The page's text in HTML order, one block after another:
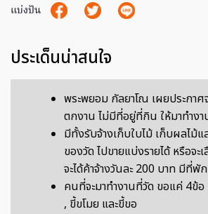
แบ่งปัน
ประเด็นน่าสนใจ
พระพยอม กัลยาโณ เผยประกา
ตกงาน ไม่มีที่อยู่ที่กิน ให้มาทำง
มีทั้งรับจ้างเก็บใบไม้ เก็บผลไม้
ของวัด ไปขายแบ่งรายได้ หรือจะ
จะได้ค้าจ้างวันละ 200 บาท มีที่พั
คนที่จะมาทำงานที่วัด ขอแค่ 4ข้อ
, ขี้ขโมย และขี้ขอ